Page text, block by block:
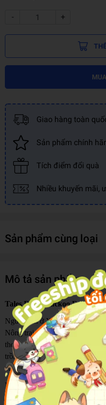
- +
Giao hàng toàn
Sản phẩm chính
Tích điểm đổi quà
Nhiều khuyến mãi,
Sản phẩm cùng loại
Mô tả sản phẩm
Tales From Cuckoo Farm
Người dân ở Xứ Cúc Cu vô
Nông trại Cúc Cu. Họ mê
thơm tươi mát như ánh nắng
trồng được rau sạch không
cùng đặc biệt: Biệt đội Siêu Vịt
Một ngày nọ, một chú dơi nhỏ
biệt đội tài năng ấy…